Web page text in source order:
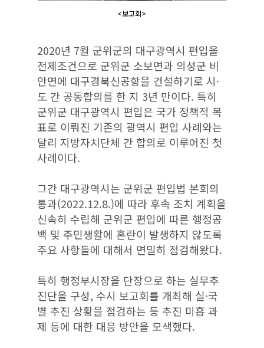
<보고회>
2020년 7월 군위군의 대구광역시 편입을
전제조건으로 군위군 소보면과 의성군 비
안면에 대구경북신공항을 건설하기로 시·
도 간 공동합의를 한 지 3년 만이다. 특히
군위군 대구광역시 편입은 국가 정책적 목
표로 이뤄진 기존의 광역시 편입 사례와는
달리 지방자치단체 간 합의로 이루어진 첫
사례이다.
그간 대구광역시는 군위군 편입법 본회의
통과(2022.12.8.)에 따라 후속 조치 계획을
신속히 수립해 군위군 편입에 따른 행정공
백 및 주민생활에 혼란이 발생하지 않도록
주요 사항들에 대해서 면밀히 점검해왔다.
특히 행정부시장을 단장으로 하는 실무추
진단을 구성, 수시 보고회를 개최해 실·국
별 추진 상황을 점검하는 등 추진 미흡 과
제 등에 대한 대응 방안을 모색했다.